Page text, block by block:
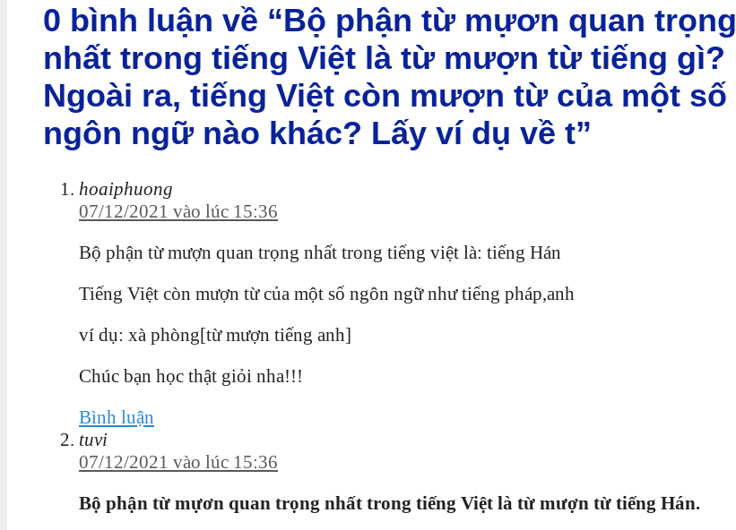
0 bình luận về “Bộ phận từ mựơn quan trọng
nhất trong tiếng Việt là từ mượn từ tiếng gì?
Ngoài ra, tiếng Việt còn mượn từ của một số
ngôn ngữ nào khác? Lấy ví dụ về t”
hoaiphuong
07/12/2021 vào lúc 15:36
Bộ phận từ mượn quan trọng nhất trong tiếng việt là: tiếng Hán
Tiếng Việt còn mượn từ của một số ngôn ngữ như tiếng pháp,anh
ví dụ: xà phòng[từ mượn tiếng anh]
Chúc bạn học thật giỏi nha!!!
Bình luận
tuvi
07/12/2021 vào lúc 15:36
Bộ phận từ mựơn quan trọng nhất trong tiếng Việt là từ mượn từ tiếng Hán.